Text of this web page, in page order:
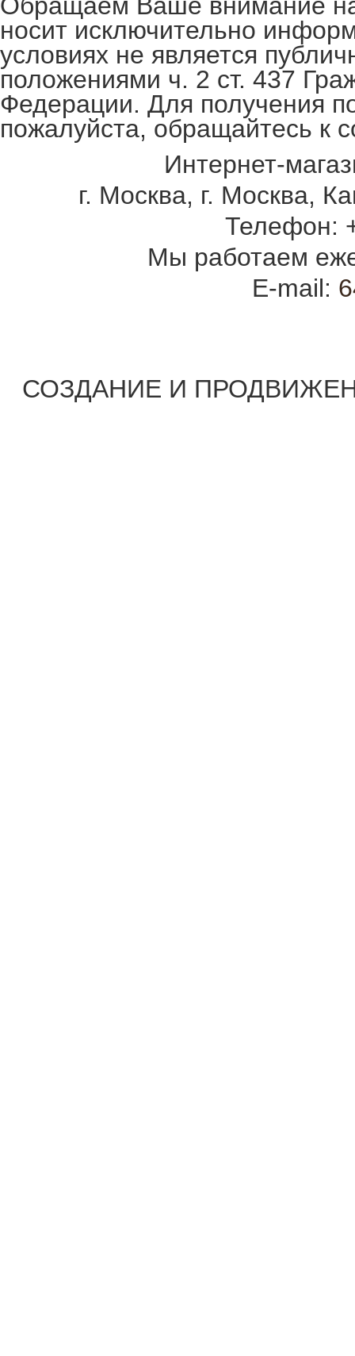
носит исключительно
условиях не является
положениями ч. 2 ст. 437
Федерации. Для получения
пожалуйста, обращайтесь к
Интернет-
г. Москва, г. Москва,
Телефон:
Мы работаем
E-mail:
СОЗДАНИЕ И